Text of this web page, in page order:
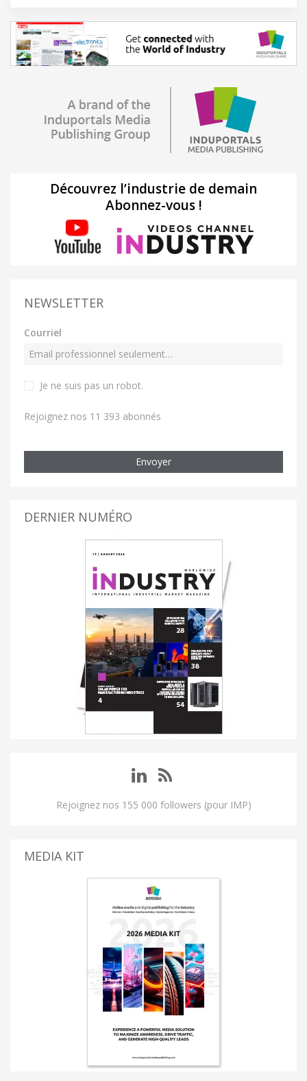
Découvrez l’industrie de demain
Abonnez-vous !
NEWSLETTER
Courriel
Je ne suis pas un robot.
Rejoignez nos 11 393 abonnés
Envoyer
DERNIER NUMÉRO
Rejoignez nos 155 000 followers (pour IMP)
MEDIA KIT